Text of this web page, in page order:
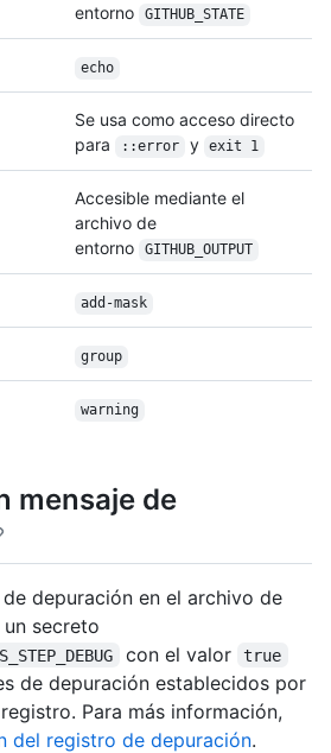
entorno
GITHUB_STATE
echo
Se usa como acceso directo
para
::error y exit 1
Accesible mediante el
archivo de
entorno
GITHUB_OUTPUT
add-mask
group
warning
mensaje de
depuración en el archivo de
secreto
con el valor true
de depuración establecidos por
Para más información,
del registro de depuración.